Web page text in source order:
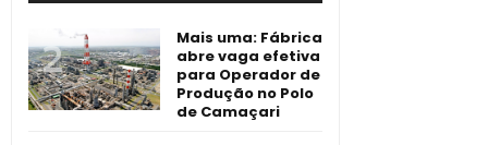
Mais uma: Fábrica
abre vaga efetiva
para Operador de
Produção no Polo
de Camaçari